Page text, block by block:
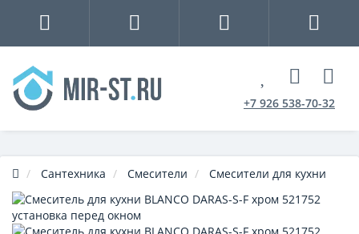
+7 926 538-70-32
Сантехника Смесители Смесители для кухни